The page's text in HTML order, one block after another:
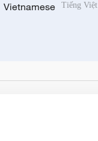
Vietnamese Tiếng Việt